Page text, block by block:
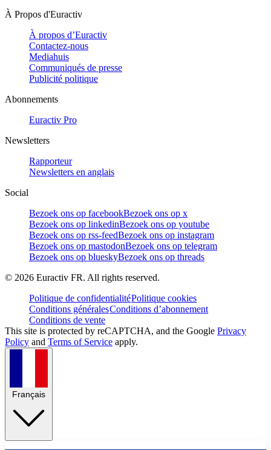
À Propos d'Euractiv
À propos d’Euractiv
Contactez-nous
Mediahuis
Communiqués de presse
Publicité politique
Abonnements
Euractiv Pro
Newsletters
Rapporteur
Newsletters en anglais
Social
Bezoek ons op facebookBezoek ons op x
Bezoek ons op linkedinBezoek ons op youtube
Bezoek ons op rss-feedBezoek ons op instagram
Bezoek ons op mastodonBezoek ons op telegram
Bezoek ons op blueskyBezoek ons op threads
© 2026 Euractiv FR. All rights reserved.
Politique de confidentialitéPolitique cookies
Conditions généralesConditions d’abonnement
Conditions de vente
This site is protected by reCAPTCHA, and the Google Privacy
Policy and Terms of Service apply.
Français